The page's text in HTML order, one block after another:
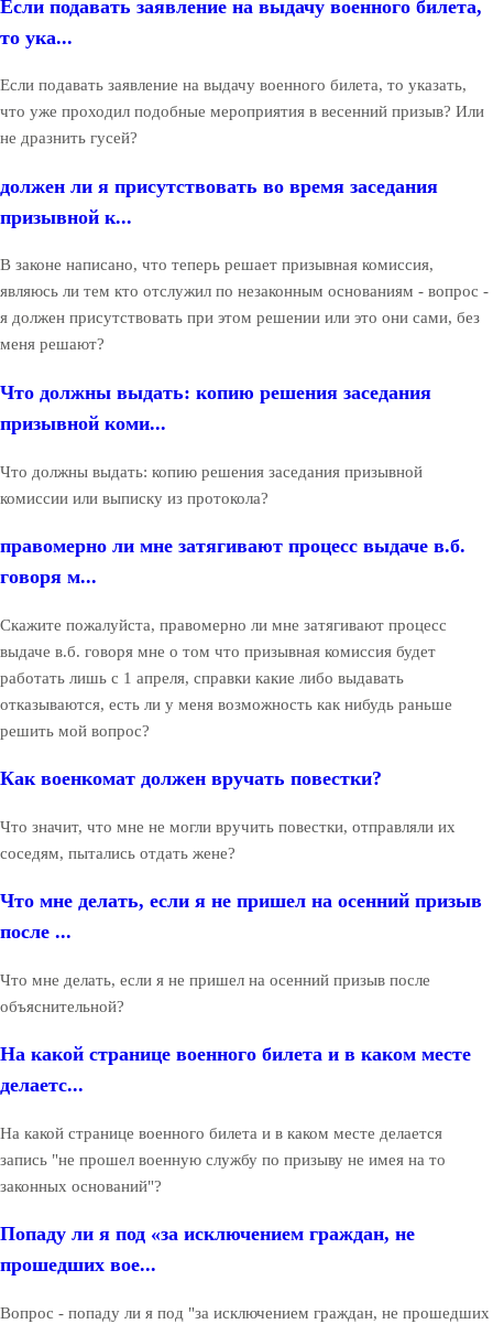
Если подавать заявление на выдачу военного билета,
то ука...
Если подавать заявление на выдачу военного билета, то указать,
что уже проходил подобные мероприятия в весенний призыв? Или
не дразнить гусей?
должен ли я присутствовать во время заседания
призывной к...
В законе написано, что теперь решает призывная комиссия,
являюсь ли тем кто отслужил по незаконным основаниям - вопрос -
я должен присутствовать при этом решении или это они сами, без
меня решают?
Что должны выдать: копию решения заседания
призывной коми...
Что должны выдать: копию решения заседания призывной
комиссии или выписку из протокола?
правомерно ли мне затягивают процесс выдаче в.б.
говоря м...
Скажите пожалуйста, правомерно ли мне затягивают процесс
выдаче в.б. говоря мне о том что призывная комиссия будет
работать лишь с 1 апреля, справки какие либо выдавать
отказываются, есть ли у меня возможность как нибудь раньше
решить мой вопрос?
Как военкомат должен вручать повестки?
Что значит, что мне не могли вручить повестки, отправляли их
соседям, пытались отдать жене?
Что мне делать, если я не пришел на осенний призыв
после ...
Что мне делать, если я не пришел на осенний призыв после
объяснительной?
На какой странице военного билета и в каком месте
делаетс...
На какой странице военного билета и в каком месте делается
запись "не прошел военную службу по призыву не имея на то
законных оснований"?
Попаду ли я под «за исключением граждан, не
прошедших вое...
Вопрос - попаду ли я под "за исключением граждан, не прошедших